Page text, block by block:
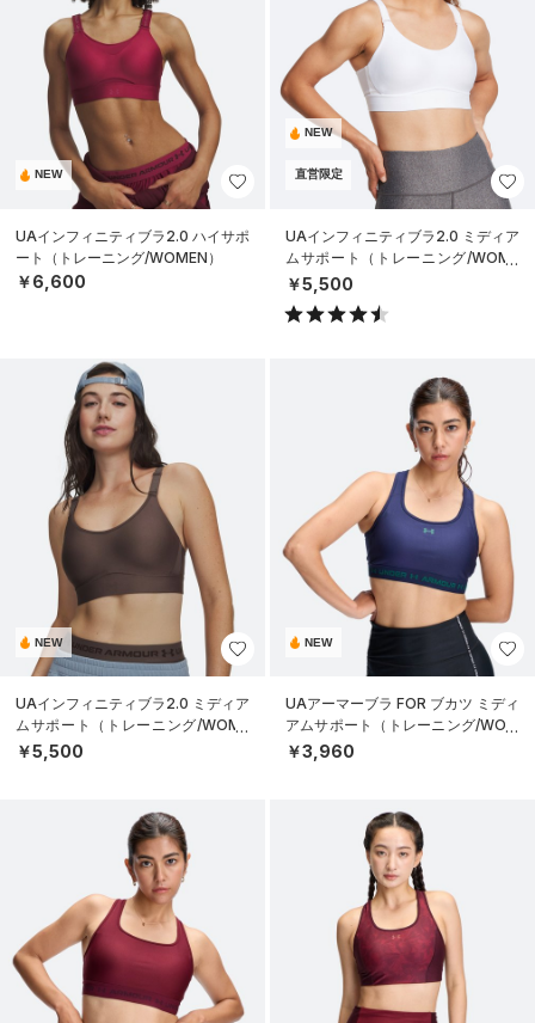
NEW
UAインフィニティブラ2.0 ハイサポ
ート（トレーニング/WOMEN）
￥6,600
NEW
直営限定
UAインフィニティブラ2.0 ミディア
ムサポート（トレーニング/WOME
N）
￥5,500
NEW
UAインフィニティブラ2.0 ミディア
ムサポート（トレーニング/WOME
N）
￥5,500
NEW
UAアーマーブラ FOR ブカツ ミディ
アムサポート（トレーニング/WOM
EN）
￥3,960